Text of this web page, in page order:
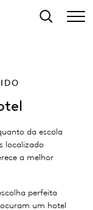
Pesquisar
da escola
localizado
a melhor
perfeita
um hotel